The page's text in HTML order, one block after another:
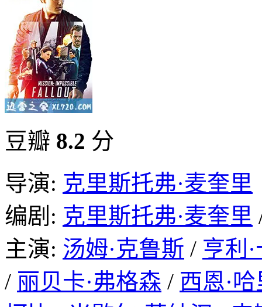
豆瓣 8.2 分
导演: 克里斯托弗·麦奎里
编剧: 克里斯托弗·麦奎里
主演: 汤姆·克鲁斯 / 亨利
/ 丽贝卡·弗格森 / 西恩·